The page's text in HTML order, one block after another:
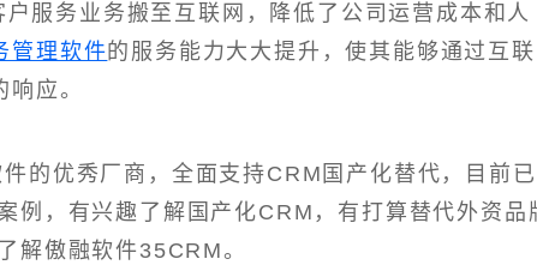
服务业务搬至互联网，降低了公司运营成本和人
管理软件的服务能力大大提升，使其能够通过互联
应。
的优秀厂商，全面支持CRM国产化替代，目前已
例，有兴趣了解国产化CRM，有打算替代外资品
解傲融软件35CRM。